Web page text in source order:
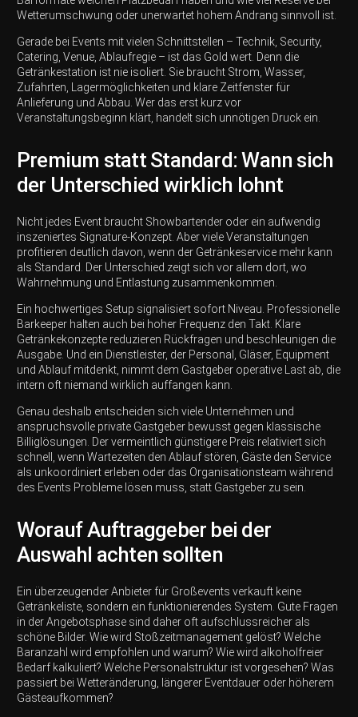
Wetterumschwung oder unerwartet hohem Andrang sinnvoll ist.
Gerade bei Events mit vielen Schnittstellen – Technik, Security,
Catering, Venue, Ablaufregie – ist das Gold wert. Denn die
Getränkestation ist nie isoliert. Sie braucht Strom, Wasser,
Zufahrten, Lagermöglichkeiten und klare Zeitfenster für
Anlieferung und Abbau. Wer das erst kurz vor
Veranstaltungsbeginn klärt, handelt sich unnötigen Druck ein.
Premium statt Standard: Wann sich
der Unterschied wirklich lohnt
Nicht jedes Event braucht Showbartender oder ein aufwendig
inszeniertes Signature-Konzept. Aber viele Veranstaltungen
profitieren deutlich davon, wenn der Getränkeservice mehr kann
als Standard. Der Unterschied zeigt sich vor allem dort, wo
Wahrnehmung und Entlastung zusammenkommen.
Ein hochwertiges Setup signalisiert sofort Niveau. Professionelle
Barkeeper halten auch bei hoher Frequenz den Takt. Klare
Getränkekonzepte reduzieren Rückfragen und beschleunigen die
Ausgabe. Und ein Dienstleister, der Personal, Gläser, Equipment
und Ablauf mitdenkt, nimmt dem Gastgeber operative Last ab, die
intern oft niemand wirklich auffangen kann.
Genau deshalb entscheiden sich viele Unternehmen und
anspruchsvolle private Gastgeber bewusst gegen klassische
Billiglösungen. Der vermeintlich günstigere Preis relativiert sich
schnell, wenn Wartezeiten den Ablauf stören, Gäste den Service
als unkoordiniert erleben oder das Organisationsteam während
des Events Probleme lösen muss, statt Gastgeber zu sein.
Worauf Auftraggeber bei der
Auswahl achten sollten
Ein überzeugender Anbieter für Großevents verkauft keine
Getränkeliste, sondern ein funktionierendes System. Gute Fragen
in der Angebotsphase sind daher oft aufschlussreicher als
schöne Bilder. Wie wird Stoßzeitmanagement gelöst? Welche
Baranzahl wird empfohlen und warum? Wie wird alkoholfreier
Bedarf kalkuliert? Welche Personalstruktur ist vorgesehen? Was
passiert bei Wetteränderung, längerer Eventdauer oder höherem
Gästeaufkommen?